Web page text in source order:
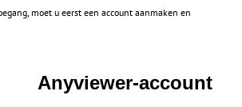
moet u eerst een account aanmaken en
Anyviewer-account